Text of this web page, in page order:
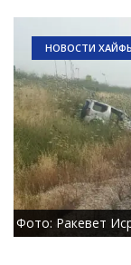
НОВОСТИ
Фото: Ракевет